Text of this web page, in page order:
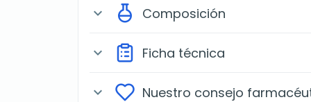
expand_more Composición
expand_more Ficha técnica
expand_more Nuestro consejo